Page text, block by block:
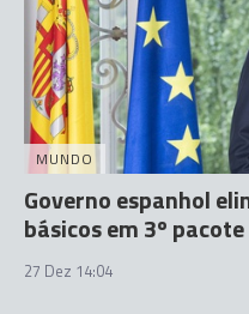
MUNDO
Governo espanhol
básicos em 3º
27 Dez 14:04